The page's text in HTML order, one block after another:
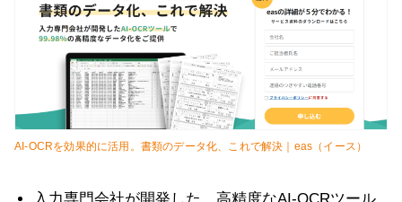
AI-OCRを効果的に活用。書類のデータ化、これで解決｜eas（イース）